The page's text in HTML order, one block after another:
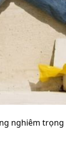
nghiêm